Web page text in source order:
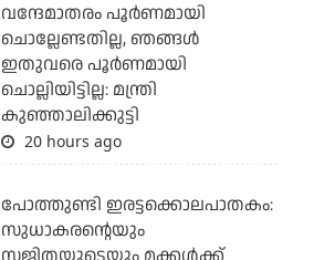
വന്ദേമാതരം പൂര്‍ണമായി
ചൊല്ലേണ്ടതില്ല, ഞങ്ങള്‍
ഇതുവരെ പൂര്‍ണമായി
ചൊല്ലിയിട്ടില്ല: മന്ത്രി
കുഞ്ഞാലിക്കുട്ടി
20 hours ago
പോത്തുണ്ടി ഇരട്ടക്കൊലപാതകം:
സുധാകരന്റെയും